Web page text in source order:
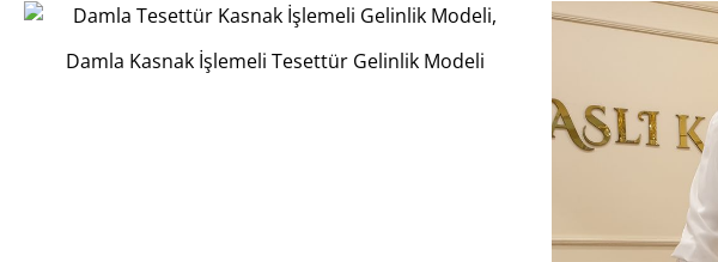
Damla Kasnak İşlemeli Tesettür Gelinlik Modeli